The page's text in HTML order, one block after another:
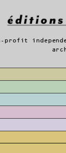
profit